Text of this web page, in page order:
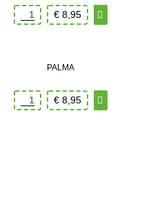
€ 8,95
PALMA
€ 8,95